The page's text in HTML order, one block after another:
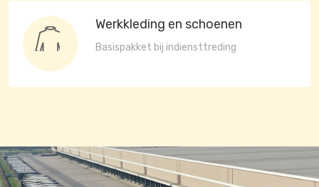
Werkkleding en schoenen
Basispakket bij indiensttreding